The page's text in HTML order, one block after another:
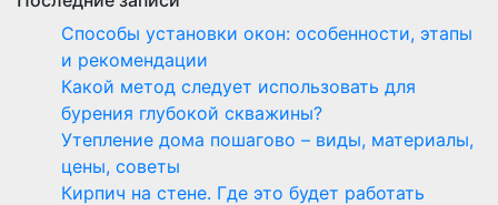
Способы установки окон: особенности, этапы
и рекомендации
Какой метод следует использовать для
бурения глубокой скважины?
Утепление дома пошагово – виды, материалы,
цены, советы
Кирпич на стене. Где это будет работать